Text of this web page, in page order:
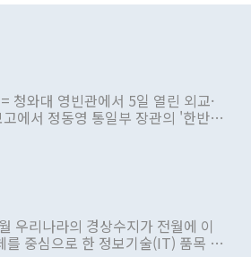
청와대 영빈관에서 5일 열린 외교·
에서 정동영 통일부 장관의 '한반도
사안을 정책으로 추진하겠다고 공
라는 비판을 내놨다. 그동안 정 장
적은 여러 번 있지만 대통령과 유
을 표명한 것은 이례적이다. 정 장
우리나라의 경상수지가 전월에 이
중심으로 한 정보기술(IT) 품목 수